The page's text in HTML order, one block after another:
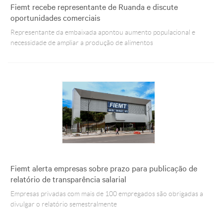
Fiemt recebe representante de Ruanda e discute
oportunidades comerciais
Representante da embaixada apontou aumento populacional e
necessidade de ampliar a produção de alimentos
Fiemt alerta empresas sobre prazo para publicação de
relatório de transparência salarial
Empresas privadas com mais de 100 empregados são obrigadas a
divulgar o relatório semestralmente